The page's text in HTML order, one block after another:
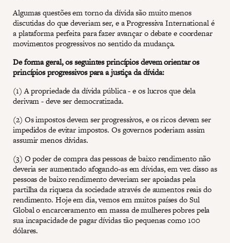
Algumas questões em torno da dívida são muito menos
discutidas do que deveriam ser, e a Progressiva International é
a plataforma perfeita para fazer avançar o debate e coordenar
movimentos progressivos no sentido da mudança.
De forma geral, os seguintes princípios devem orientar os
princípios progressivos para a justiça da dívida:
(1) A propriedade da dívida pública - e os lucros que dela
derivam - deve ser democratizada.
(2) Os impostos devem ser progressivos, e os ricos devem ser
impedidos de evitar impostos. Os governos poderiam assim
assumir menos dívidas.
(3) O poder de compra das pessoas de baixo rendimento não
deveria ser aumentado afogando-as em dívidas, em vez disso as
pessoas de baixo rendimento deveriam ser apoiadas pela
partilha da riqueza da sociedade através de aumentos reais do
rendimento. Hoje em dia, vemos em muitos países do Sul
Global o encarceramento em massa de mulheres pobres pela
sua incapacidade de pagar dívidas tão pequenas como 100
dólares.